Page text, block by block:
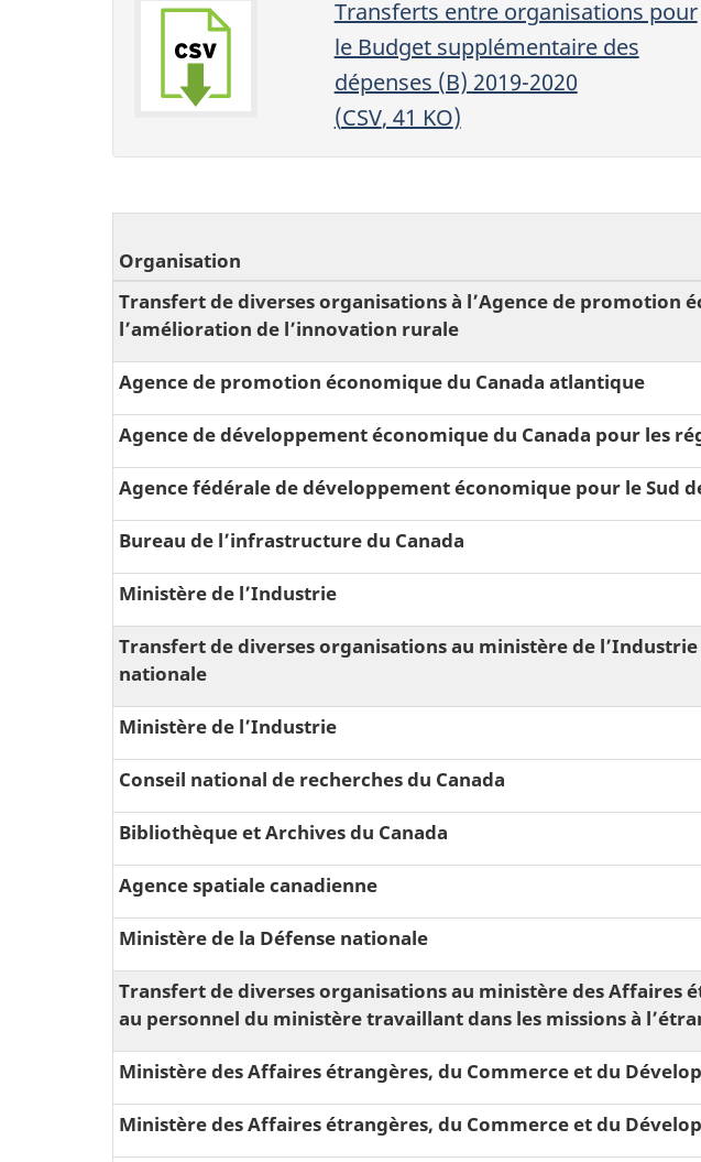
Transferts entre organisations pour
le Budget supplémentaire des
dépenses (B) 2019-2020
(CSV, 41 KO)
Organisation
Transfert de diverses organisations à l’Agence de
l’amélioration de l’innovation rurale
Agence de promotion économique du Canada atlantique
Agence de développement économique du Canada pour les
Agence fédérale de développement économique pour le Sud
Bureau de l’infrastructure du Canada
Ministère de l’Industrie
Transfert de diverses organisations au ministère de
nationale
Ministère de l’Industrie
Conseil national de recherches du Canada
Bibliothèque et Archives du Canada
Agence spatiale canadienne
Ministère de la Défense nationale
Transfert de diverses organisations au ministère des
au personnel du ministère travaillant dans les missions à
Ministère des Affaires étrangères, du Commerce et du
Ministère des Affaires étrangères, du Commerce et du